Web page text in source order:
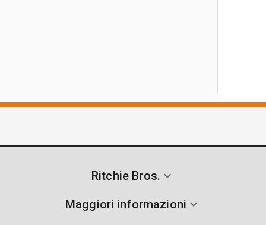
Ritchie Bros.
Maggiori informazioni